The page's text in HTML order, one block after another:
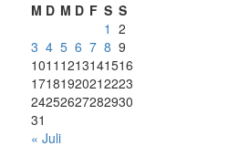
M D M D F S S
1 2
3 4 5 6 7 8 9
1011 1213141516
17181920212223
24252627282930
31
« Juli